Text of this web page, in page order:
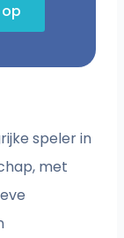
speler in
met